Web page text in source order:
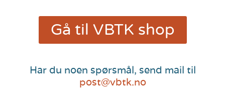
Gå til VBTK shop
Har du noen spørsmål, send mail til
post@vbtk.no